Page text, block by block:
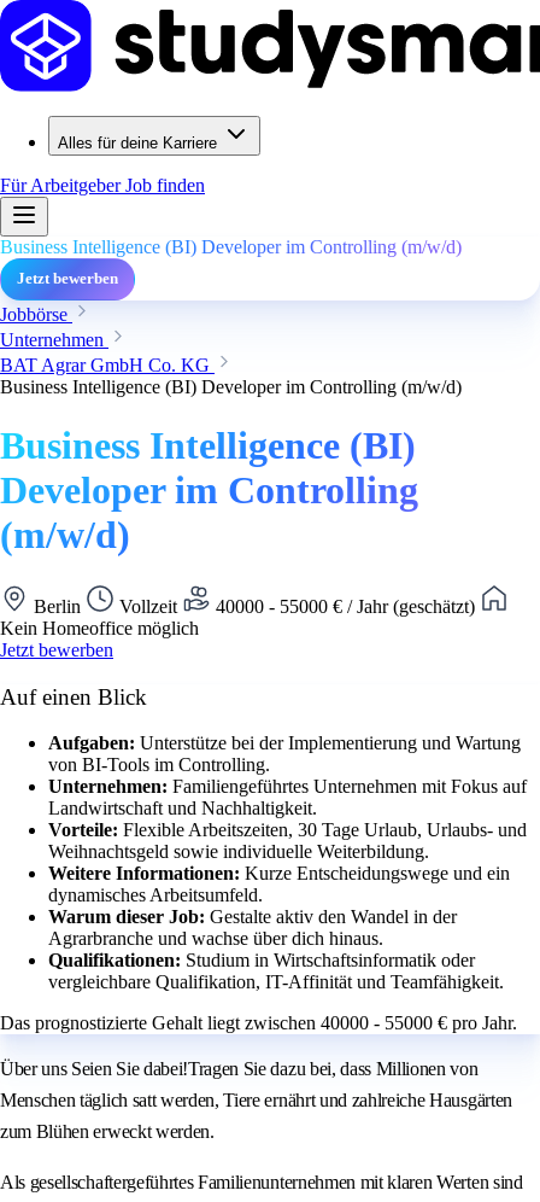
Alles für deine Karriere
Für ArbeitgeberJob finden
Business Intelligence (BI) Developer im Controlling (m/w/d)
Jetzt bewerben
Jobbörse
Unternehmen
BAT Agrar GmbH Co. KG
Business Intelligence (BI) Developer im Controlling (m/w/d)
Business Intelligence (BI)
Developer im Controlling
(m/w/d)
Berlin Vollzeit
40000 - 55000 € / Jahr (geschätzt)
Kein Homeoffice möglich
Jetzt bewerben
Auf einen Blick
Aufgaben: Unterstütze bei der Implementierung und Wartung
von BI-Tools im Controlling.
Unternehmen: Familiengeführtes Unternehmen mit Fokus auf
Landwirtschaft und Nachhaltigkeit.
Vorteile: Flexible Arbeitszeiten, 30 Tage Urlaub, Urlaubs- und
Weihnachtsgeld sowie individuelle Weiterbildung.
Weitere Informationen: Kurze Entscheidungswege und ein
dynamisches Arbeitsumfeld.
Warum dieser Job: Gestalte aktiv den Wandel in der
Agrarbranche und wachse über dich hinaus.
Qualifikationen: Studium in Wirtschaftsinformatik oder
vergleichbare Qualifikation, IT-Affinität und Teamfähigkeit.
Das prognostizierte Gehalt liegt zwischen 40000 - 55000 € pro Jahr.
Über uns Seien Sie dabei!Tragen Sie dazu bei, dass Millionen von
Menschen täglich satt werden, Tiere ernährt und zahlreiche Hausgärten
zum Blühen erweckt werden.
Als gesellschaftergeführtes Familienunternehmen mit klaren Werten sind